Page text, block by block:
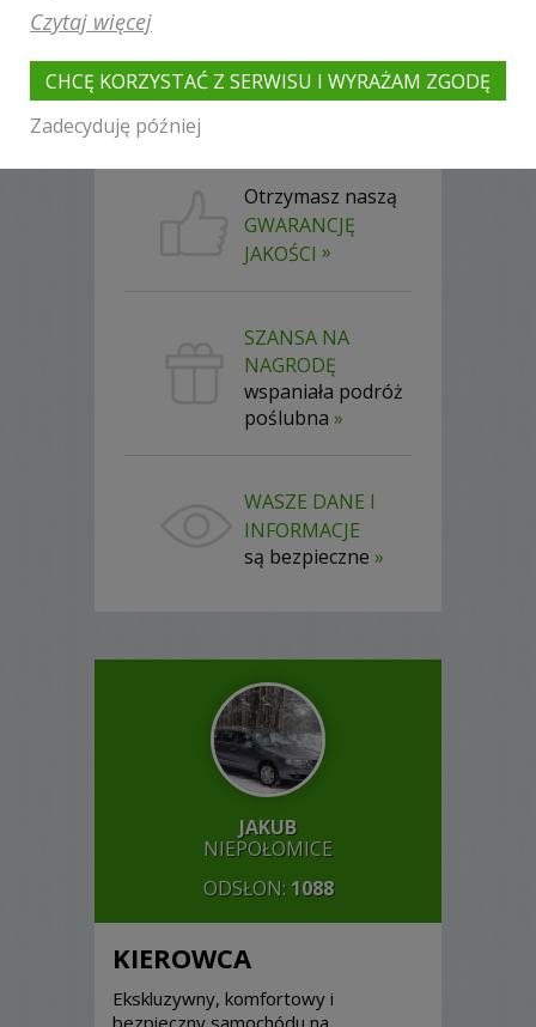
Klauzula informacyjna
Otrzymasz naszą
GWARANCJĘ
JAKOŚCI »
SZANSA NA
NAGRODĘ
wspaniała podróż
poślubna »
WASZE DANE I
INFORMACJE
są bezpieczne »
JAKUB
NIEPOŁOMICE
ODSŁON: 1088
KIEROWCA
Ekskluzywny, komfortowy i
bezpieczny samochódu na
Czytaj więcej
CHCĘ KORZYSTAĆ Z SERWISU I WYRAŻAM ZGODĘ
Zadecyduję później